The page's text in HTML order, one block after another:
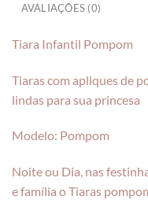
AVALIAÇÕES (0)
Tiara Infantil Pompom
Tiaras com apliques de
lindas para sua princesa
Modelo: Pompom
Noite ou Dia, nas
e família o Tiaras